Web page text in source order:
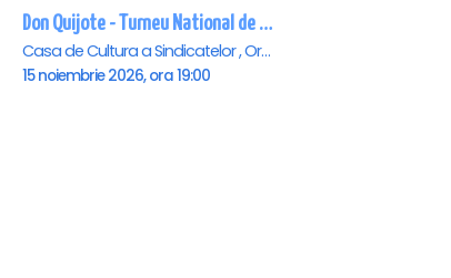
Don Quijote - Turneu National de balet - Oradea
Casa de Cultura a Sindicatelor , Oradea
15 noiembrie 2026, ora 19:00